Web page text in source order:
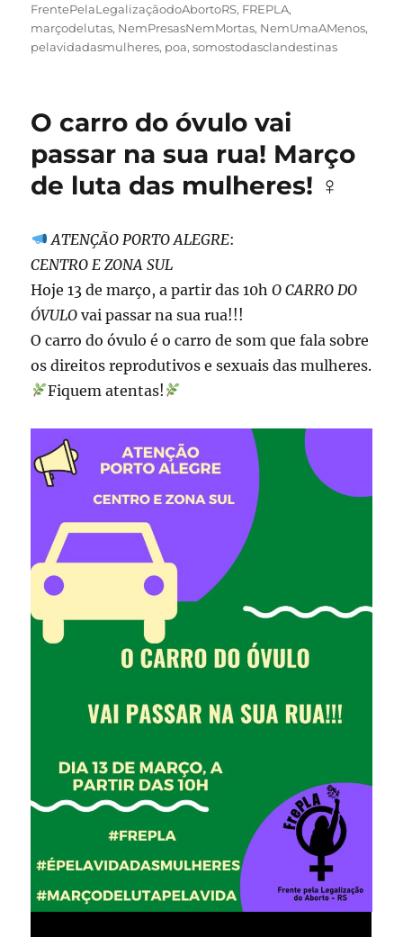
FrentePelaLegalizaçãodoAbortoRS, FREPLA,
marçodelutas, NemPresasNemMortas, NemUmaAMenos,
pelavidadasmulheres, poa,somostodasclandestinas
O carro do óvulo vai
passar na sua rua! Março
de luta das mulheres! ♀
ATENÇÃO PORTO ALEGRE:
CENTRO E ZONA SUL
Hoje 13 de março, a partir das 10hO CARRO DO
ÓVULO vai passar na sua rua!!!
O carro do óvulo é o carro de som que fala sobre
os direitos reprodutivos e sexuais das mulheres.
Fiquem atentas!